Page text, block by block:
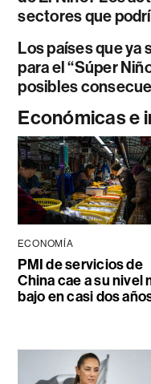
sectores que
Los países que ya
para el “Súper
posibles
Económicas e
ECONOMÍA
PMI de servicios de
China cae a su nivel
bajo en casi dos